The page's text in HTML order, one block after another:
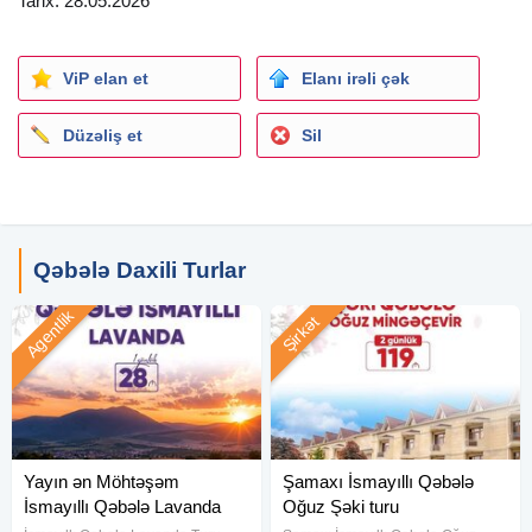
__
Qeydiyyat və daha ətraflı məlumat üçün WhatsApp’a yaza
bilərsiniz:
ViP elan et Elanı irəli çək
Düzəliş et Sil
Qəbələ Daxili Turlar
Yayın ən Möhtəşəm
İsmayıllı Qəbələ Lavanda
Agentlik
Şamaxı İsmayıllı Qəbələ
Oğuz Şəki turu
Şirkət